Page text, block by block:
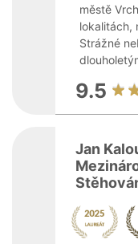
městě
lokalitách,
Strážné
9.5
Jan